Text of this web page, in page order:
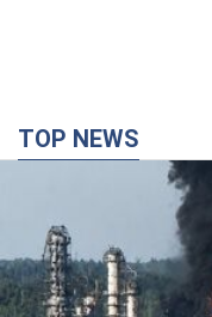
TOP NEWS